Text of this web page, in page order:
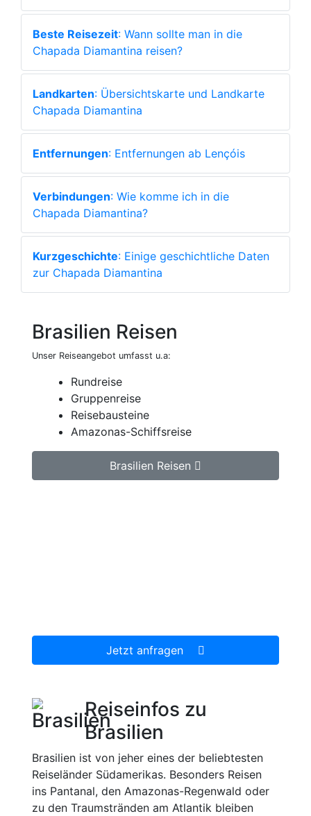
Beste Reisezeit: Wann sollte man in die
Chapada Diamantina reisen?
Landkarten: Übersichtskarte und Landkarte
Chapada Diamantina
Entfernungen: Entfernungen ab Lençóis
Verbindungen: Wie komme ich in die
Chapada Diamantina?
Kurzgeschichte: Einige geschichtliche Daten
zur Chapada Diamantina
Brasilien Reisen
Unser Reiseangebot umfasst u.a:
Rundreise
Gruppenreise
Reisebausteine
Amazonas-Schiffsreise
Brasilien Reisen
Jetzt anfragen
Reiseinfos zu
Brasilien
Brasilien ist von jeher eines der beliebtesten
Reiseländer Südamerikas. Besonders Reisen
ins Pantanal, den Amazonas-Regenwald oder
zu den Traumstränden am Atlantik bleiben